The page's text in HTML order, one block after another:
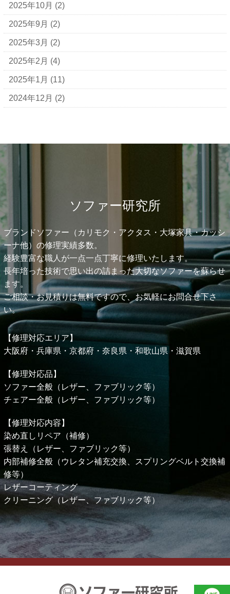
2025年10月 (2)
2025年9月 (2)
2025年3月 (2)
2025年2月 (4)
2025年1月 (11)
2024年12月 (2)
ソファー研究所
ブランドソファー（カリモク・アクタス・大塚家具・カッシ
ーナ他）の修理実績多数。
経験豊富な職人が一点一点丁寧に修理いたします。
長年培った技術で思い出の詰まった大切なソファーを蘇らせ
ます。
ご相談・お見積りは無料ですので、お気軽にお問合せ下さ
い。
【修理対応エリア】
大阪府・兵庫県・京都府・奈良県・和歌山県・ 滋賀県
【修理対応品】
ソファー全般（レザー、ファブリック等）
チェアー全般（レザー、ファブリック等）
【修理対応内容】
染め直しリペア（補修）
張替え（レザー、ファブリック等）
内部補修全般（ウレタン補充交換、スプリングベルト交換補
修等）
レザーコーティング
クリーニング（レザー、ファブリック等）